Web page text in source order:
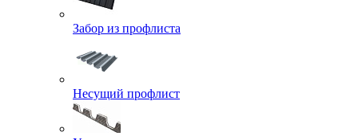
Забор из профлиста
Несущий профлист